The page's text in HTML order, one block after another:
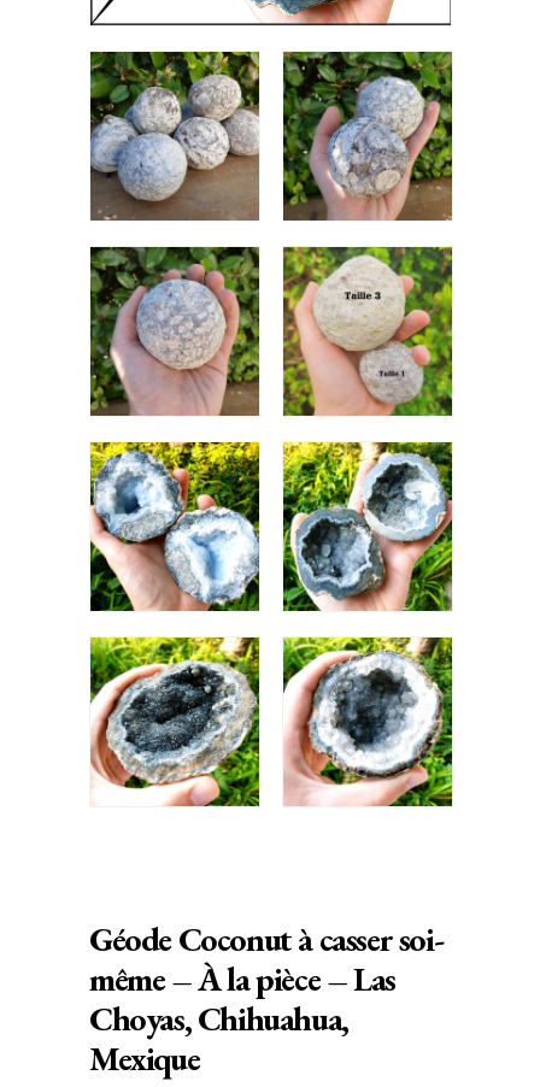
Géode Coconut à casser soi-
même – À la pièce – Las
Choyas, Chihuahua,
Mexique